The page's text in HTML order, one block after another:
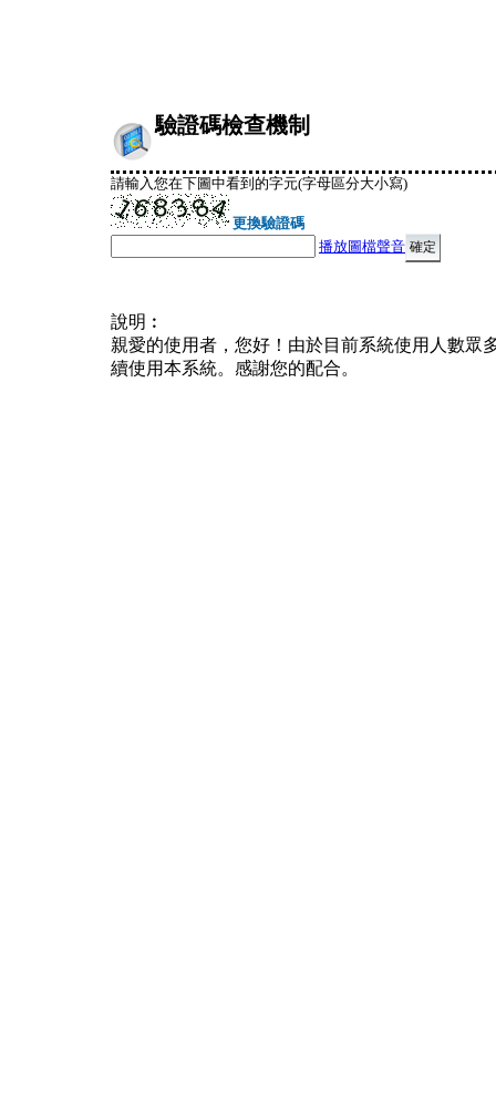
驗證碼檢查機制
請輸入您在下圖中看到的字元(字母區分大小寫)
更換驗證碼
播放圖檔聲音
說明︰
親愛的使用者，您好！由於目前系統使用人數眾
續使用本系統。感謝您的配合。